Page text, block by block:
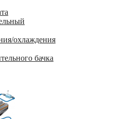
охлаждения
бачка